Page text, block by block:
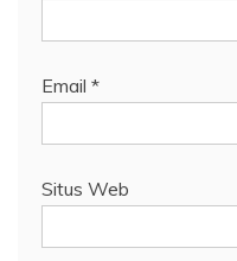
Email *
Situs Web